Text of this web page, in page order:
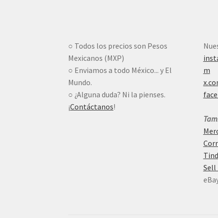
○ Todos los precios son Pesos
Mexicanos (MXP)
○ Enviamos a todo México... y El
Mundo.
○ ¿Alguna duda? Ni la pienses.
¡Contáctanos!
m
Sell